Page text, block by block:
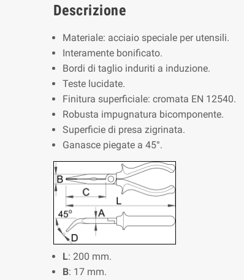
Descrizione
Materiale: acciaio speciale per utensili.
Interamente bonificato.
Bordi di taglio induriti a induzione.
Teste lucidate.
Finitura superficiale: cromata EN 12540.
Robusta impugnatura bicomponente.
Superficie di presa zigrinata.
Ganasce piegate a 45°.
L: 200 mm.
B: 17 mm.